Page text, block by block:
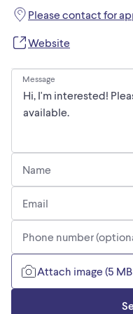
surfaces
- Qualité Polaris et
- Concessionnaire de
- Marques officielles :
Passez nous voir ou
Alary Sport
1324 Boulevard Saint-
7M2
Téléphone : 450 437-
Contactez-nous
SPORTSMAN 570 2026
Please contact for
Website
Message
Name
Email
Phone number
Attach image (5